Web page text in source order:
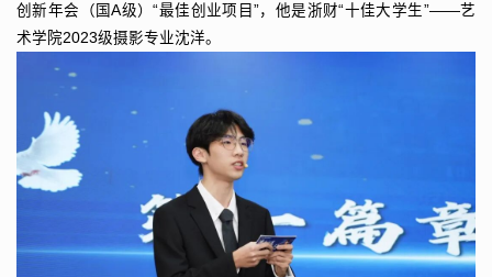
创新年会（国A级）“最佳创业项目”，他是浙财“十佳大学生”——艺
术学院2023级摄影专业沈洋。